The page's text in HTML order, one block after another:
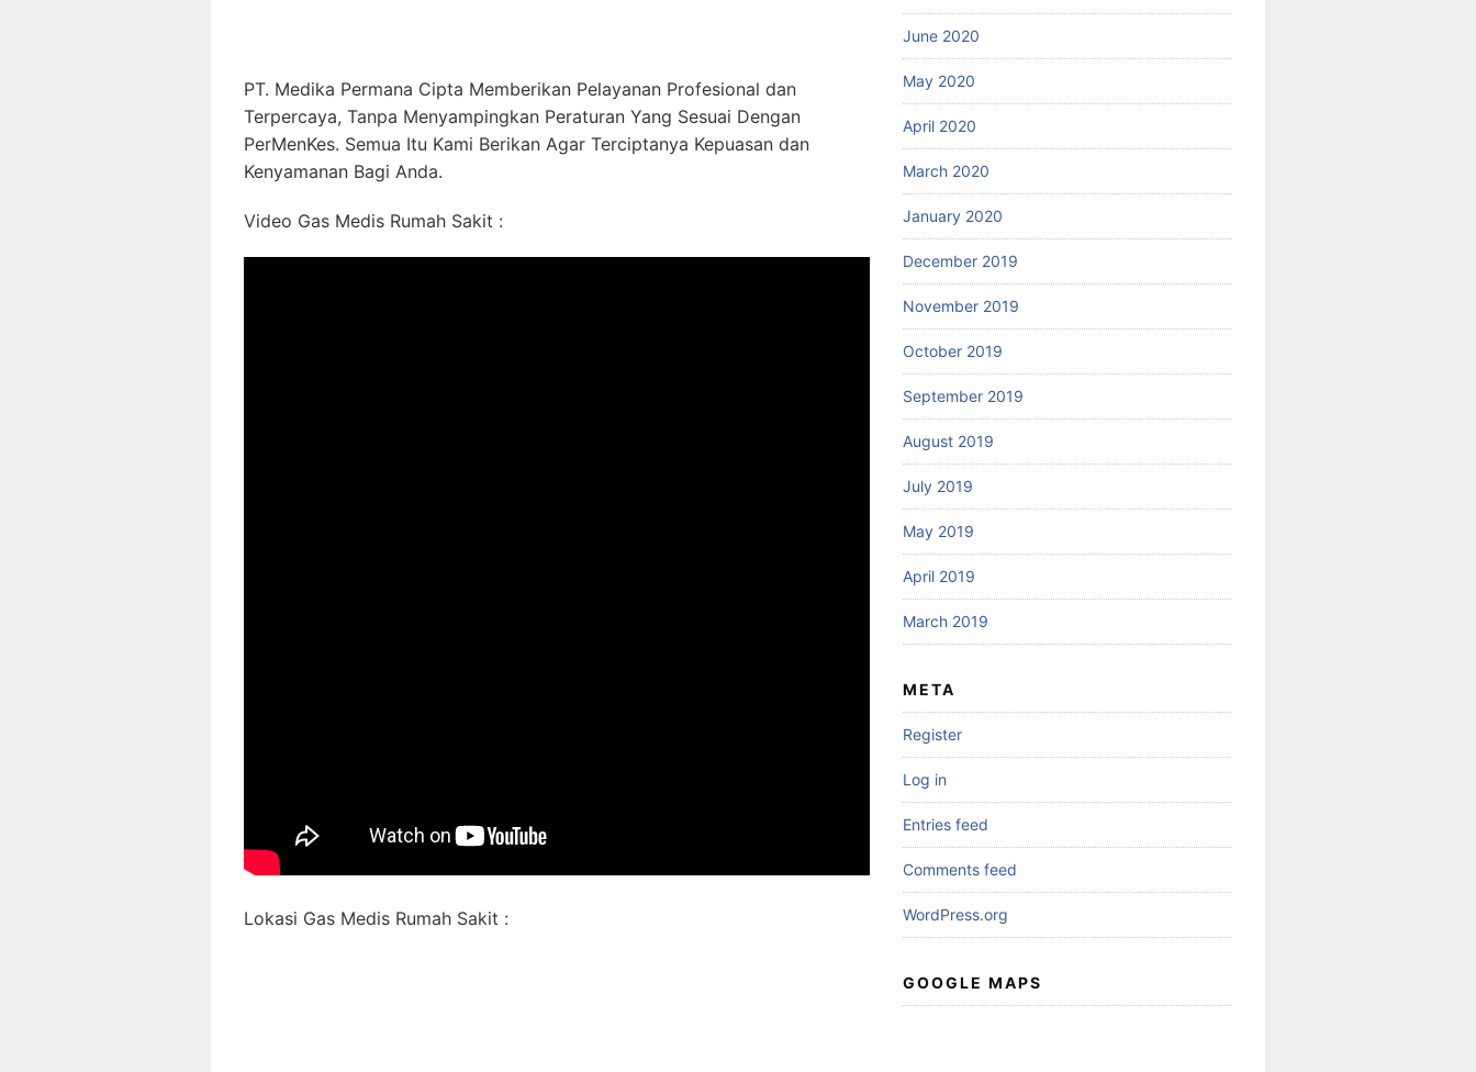
PT. Medika Permana Cipta Memberikan Pelayanan Profesional dan
Terpercaya, Tanpa Menyampingkan Peraturan Yang Sesuai Dengan
PerMenKes. Semua Itu Kami Berikan Agar Terciptanya Kepuasan dan
Kenyamanan Bagi Anda.
Video Gas Medis Rumah Sakit :
Lokasi Gas Medis Rumah Sakit :
June 2020
May 2020
April 2020
March 2020
January 2020
December 2019
November 2019
October 2019
September 2019
August 2019
July 2019
May 2019
April 2019
March 2019
META
Register
Log in
Entries feed
Comments feed
WordPress.org
GOOGLE MAPS